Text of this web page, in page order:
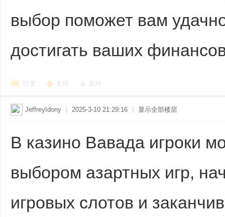
выбор поможет вам
достигать ваших
回复 支持 反对
JeffreyIdony 2025-3-10 21:29:16 显示全部楼层
В казино Вавада игроки
выбором азартных игр,
игровых слотов и